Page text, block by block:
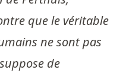
que le véritable
ne sont pas
de